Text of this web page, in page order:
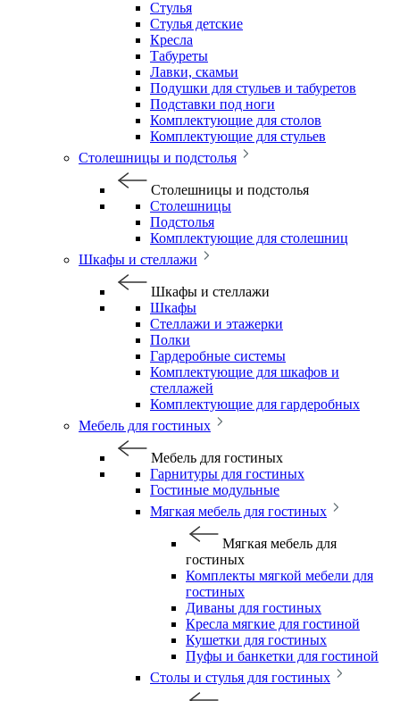
Стулья
Стулья детские
Кресла
Табуреты
Лавки, скамьи
Подушки для стульев и табуретов
Подставки под ноги
Комплектующие для столов
Комплектующие для стульев
Столешницы и подстолья
Столешницы и подстолья
Столешницы
Подстолья
Комплектующие для столешниц
Шкафы и стеллажи
Шкафы и стеллажи
Шкафы
Стеллажи и этажерки
Полки
Гардеробные системы
Комплектующие для шкафов и
стеллажей
Комплектующие для гардеробных
Мебель для гостиных
Мебель для гостиных
Гарнитуры для гостиных
Гостиные модульные
Мягкая мебель для гостиных
Мягкая мебель для
гостиных
Комплекты мягкой мебели для
гостиных
Диваны для гостиных
Кресла мягкие для гостиной
Кушетки для гостиных
Пуфы и банкетки для гостиной
Столы и стулья для гостиных